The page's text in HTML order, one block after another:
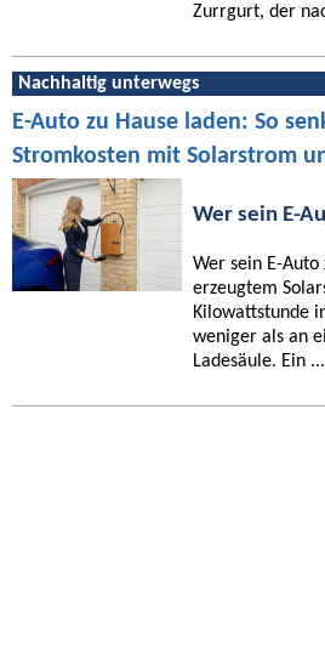
Zurrgurt, der
Nachhaltig unterwegs
E-Auto zu Hause laden: So
Stromkosten mit Solarstrom
Wer sein E-
Wer sein E-Auto
erzeugtem
Kilowattstunde
weniger als an
Ladesäule. Ein ...